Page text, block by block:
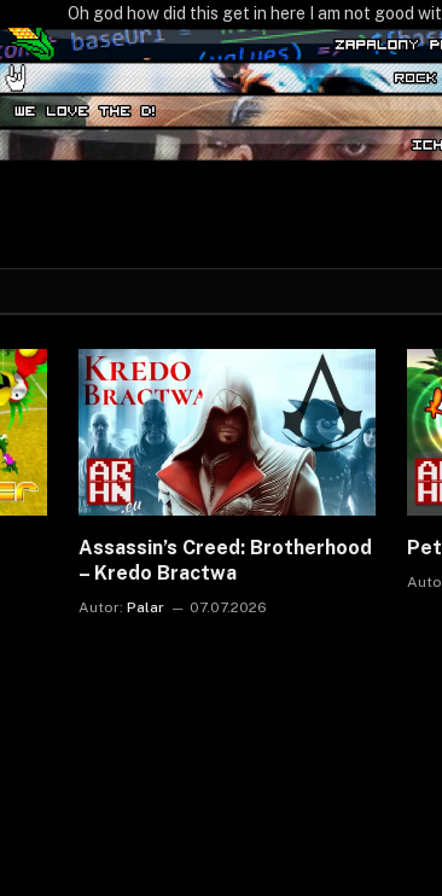
Oh god how did this get in here I am not good
Assassin’s Creed: Brotherhood
– Kredo Bractwa
Autor: Palar 07.07.2026